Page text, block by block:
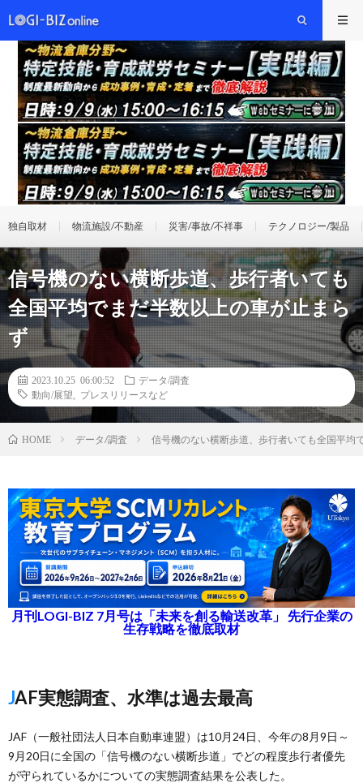
独自取材 物流施設/不動産 災害/事故/不祥事 テクノロジー/製品
信号機のない横断歩道、歩行者いても
全国平均でまだ半数以上の車が止まら
ず
2023.10.25 06:00:52
データ/調査
動向/展望
プレスリリースなど
HOME データ/調査 信号機のない横断歩道、歩行者いても全国平均
月刊LOGI-BIZ 7月号は「未来を創る輸送改革」 先行企業の
生存戦略を徹底取材
JAF実態調査、水準は過去最高
JAF（一般社団法人日本自動車連盟）は10月24日、今年の8月9日～
9月20日に全国の「信号機のない横断歩道」でどの程度歩行者優先
が守られているかについての実態調査結果を公表した。